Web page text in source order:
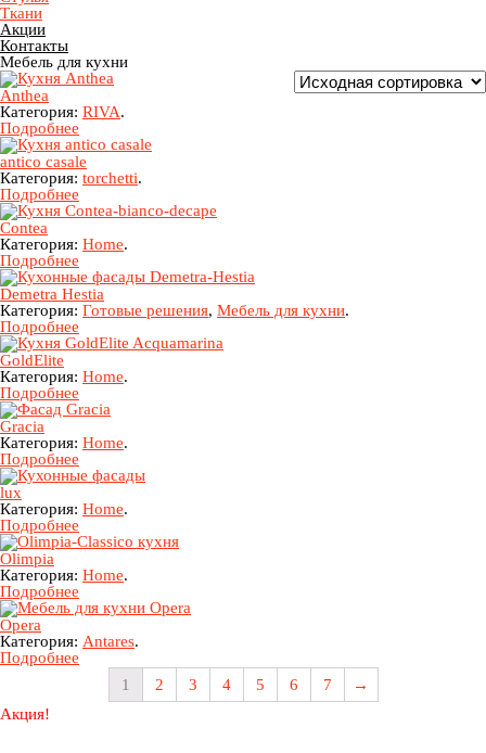
Ткани
Акции
Контакты
Мебель для кухни
Anthea
Категория: RIVA.
Подробнее
antico casale
Категория: torchetti.
Подробнее
Contea
Категория: Home.
Подробнее
Demetra Hestia
Категория: Готовые решения, Мебель для кухни.
Подробнее
GoldElite
Категория: Home.
Подробнее
Gracia
Категория: Home.
Подробнее
lux
Категория: Home.
Подробнее
Olimpia
Категория: Home.
Подробнее
Opera
Категория: Antares.
Подробнее
1
2 3 4 5 6 7
→
Акция!